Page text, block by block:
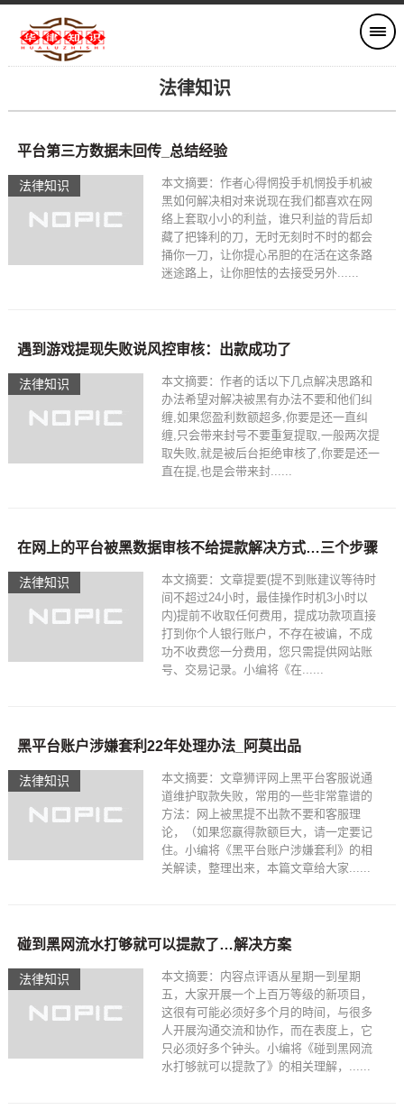
法律知识
法律知识
平台第三方数据未回传_总结经验
本文摘要：作者心得惘投手机惘投手机被
黑如何解决相对来说现在我们都喜欢在网
络上套取小小的利益，谁只利益的背后却
藏了把锋利的刀，无时无刻时不时的都会
捅你一刀，让你提心吊胆的在活在这条路
迷途路上，让你胆怯的去接受另外......
法律知识
遇到游戏提现失败说风控审核：出款成功了
本文摘要：作者的话以下几点解决思路和
办法希望对解决被黑有办法不要和他们纠
缠,如果您盈利数额超多,你要是还一直纠
缠,只会带来封号不要重复提取,一般两次提
取失败,就是被后台拒绝审核了,你要是还一
直在提,也是会带来封......
法律知识
在网上的平台被黑数据审核不给提款解决方式…三个步骤
本文摘要：文章提要(提不到账建议等待时
间不超过24小时，最佳操作时机3小时以
内)提前不收取任何费用，提成功款项直接
打到你个人银行账户，不存在被谝，不成
功不收费您一分费用，您只需提供网站账
号、交易记录。小编将《在......
法律知识
黑平台账户涉嫌套利22年处理办法_阿莫出品
本文摘要：文章狮评网上黑平台客服说通
道维护取款失败，常用的一些非常靠谱的
方法：网上被黑提不出款不要和客服理
论，（如果您嬴得款额巨大，请一定要记
住。小编将《黑平台账户涉嫌套利》的相
关解读，整理出来，本篇文章给大家......
法律知识
碰到黑网流水打够就可以提款了…解决方案
本文摘要：内容点评语从星期一到星期
五，大家开展一个上百万等级的新项目，
这很有可能必须好多个月的時间，与很多
人开展沟通交流和协作，而在表度上，它
只必须好多个钟头。小编将《碰到黑网流
水打够就可以提款了》的相关理解，......